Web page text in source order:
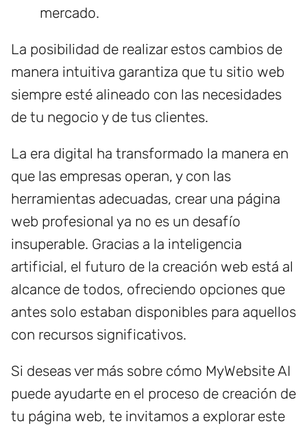
mercado.
La posibilidad de realizar estos cambios de
manera intuitiva garantiza que tu sitio web
siempre esté alineado con las necesidades
de tu negocio y de tus clientes.
La era digital ha transformado la manera en
que las empresas operan, y con las
herramientas adecuadas, crear una página
web profesional ya no es un desafío
insuperable. Gracias a la inteligencia
artificial, el futuro de la creación web está al
alcance de todos, ofreciendo opciones que
antes solo estaban disponibles para aquellos
con recursos significativos.
Si deseas ver más sobre cómo MyWebsite AI
puede ayudarte en el proceso de creación de
tu página web, te invitamos a explorar este